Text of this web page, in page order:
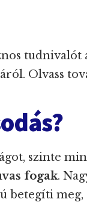
tudnivalót
Olvass
szinte
fogak.
betegíti meg,